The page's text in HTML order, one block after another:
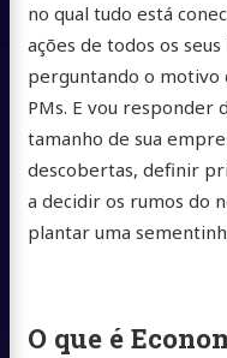
no qual tudo está
ações de todos os
perguntando o motivo
PMs. E vou responder
tamanho de sua
descobertas, definir
a decidir os rumos do
plantar uma
O que é